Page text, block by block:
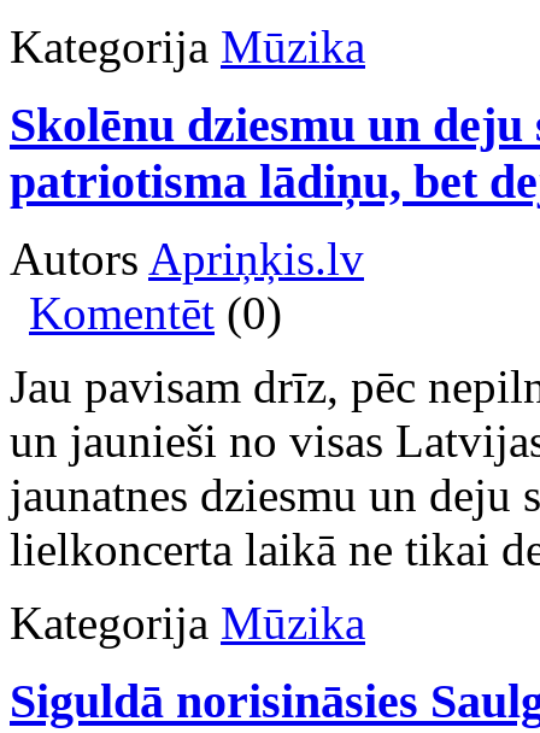
Kategorija Mūzika
Skolēnu dziesmu un
patriotisma lādiņu, bet
Autors Apriņķis.lv
Komentēt (0)
Jau pavisam drīz, pēc
un jaunieši no visas
jaunatnes dziesmu un
lielkoncerta laikā ne tikai
Kategorija Mūzika
Siguldā norisināsies